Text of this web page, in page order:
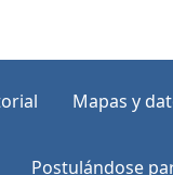
Mapas y
Postulándose